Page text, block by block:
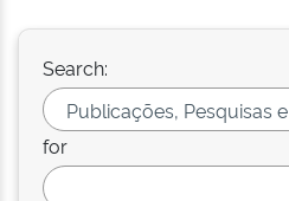
Search:
for